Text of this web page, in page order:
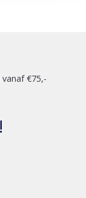
€75,-